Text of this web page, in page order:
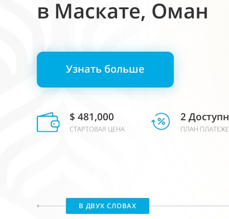
В ДВУХ СЛОВАХ
в Маскате, Оман
Узнать больше
$ 481,000
СТАРТОВАЯ ЦЕНА
2
ПЛАН